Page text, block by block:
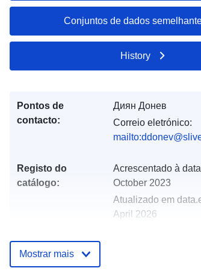
Conjuntos de dados
History
Pontos de
contacto:
Диян Донев
Correio eletrónico:
Registo do
catálogo:
Acrescentado à
October 2023
Atualizado em
April 2026
uriRef:
Mostrar mais